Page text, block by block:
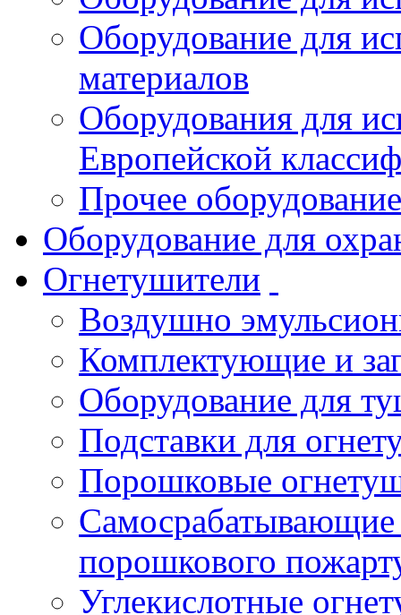
Оборудование для
материалов
Оборудования для
Европейской
Прочее оборудование
Оборудование для
Огнетушители
Воздушно
Комплектующие и
Оборудование для
Подставки для
Порошковые
порошкового
Углекислотные